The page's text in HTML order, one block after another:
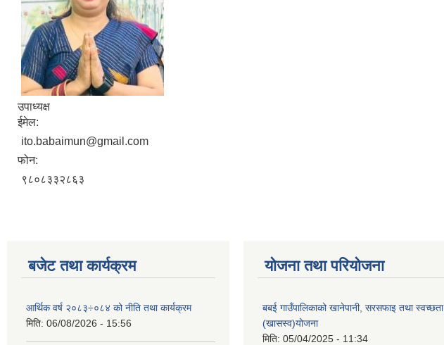
उपाध्यक्ष
ईमेल:
ito.babaimun@gmail.com
फोन:
९८०८३३२८६३
बजेट तथा कार्यक्रम
आर्थिक वर्ष २०८३÷०८४ को नीति तथा कार्यक्रम
मिति: 06/08/2026 - 15:56
योजना तथा परियोजना
बबई गाउँपालिकाको खानेपानी, सरसफाइ तथा स्वच्छता
(खासस्व)योजना
मिति: 05/04/2025 - 11:34